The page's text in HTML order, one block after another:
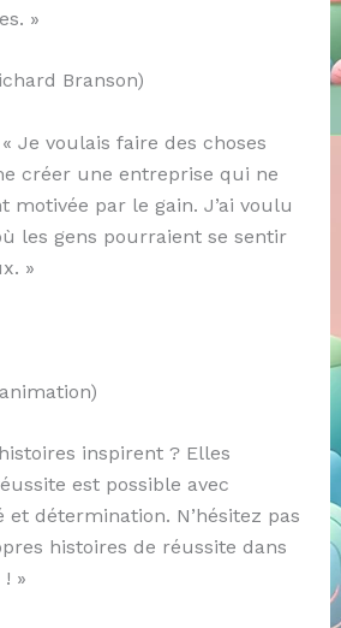
»
Branson)
Je voulais faire des choses
créer une entreprise qui ne
motivée par le gain. J’ai voulu
les gens pourraient se sentir
»
inspirent ? Elles
est possible avec
et détermination. N’hésitez pas
histoires de réussite dans
»